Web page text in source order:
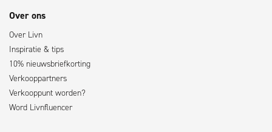
Over ons
Over Livn
Inspiratie & tips
10% nieuwsbriefkorting
Verkooppartners
Verkooppunt worden?
Word Livnfluencer